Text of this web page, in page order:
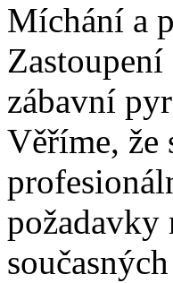
Míchání a
zábavní
Věříme, že
požadavky